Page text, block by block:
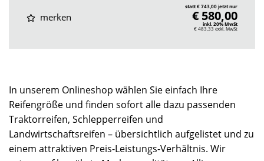
merken
statt € 743,00 jetzt nur
€ 580,00
inkl. 20% MwSt
€ 483,33 exkl. MwSt
In unserem Onlineshop wählen Sie einfach Ihre
Reifengröße und finden sofort alle dazu passenden
Traktorreifen, Schlepperreifen und
Landwirtschaftsreifen – übersichtlich aufgelistet und zu
einem attraktiven Preis-Leistungs-Verhältnis. Wir